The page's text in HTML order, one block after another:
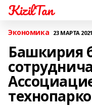
KizilTan
Экономика 23 МАРТА
Башкирия